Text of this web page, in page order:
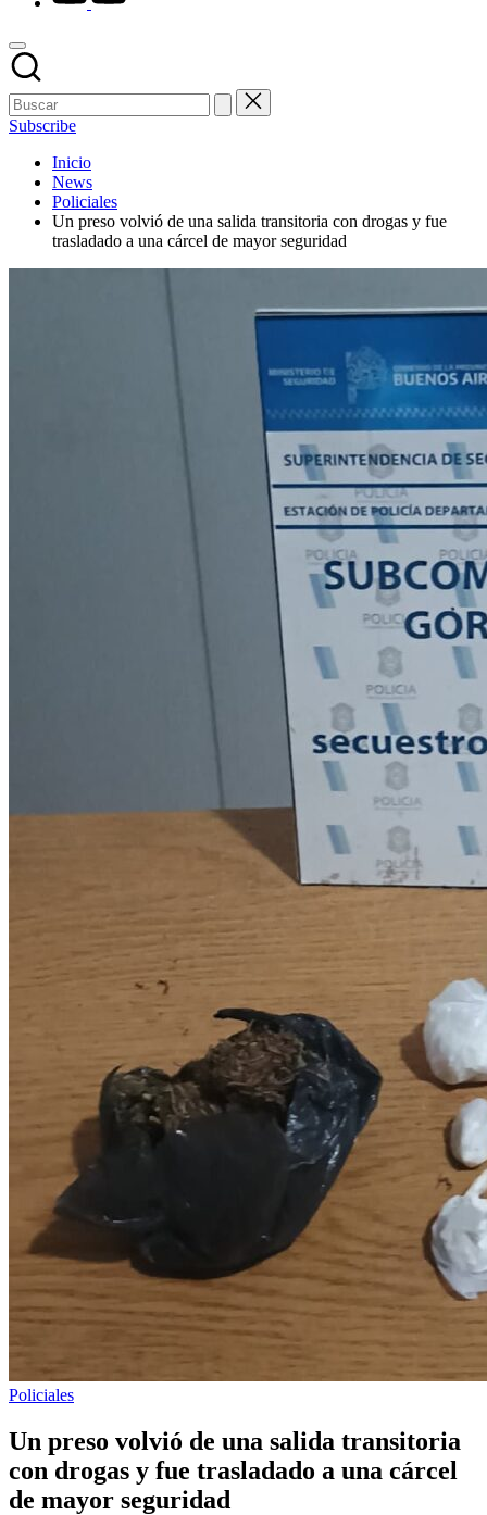
Subscribe
Inicio
News
Policiales
Un preso volvió de una salida transitoria con drogas y fue
trasladado a una cárcel de mayor seguridad
Publicado
Policiales
Un preso volvió de una salida transitoria
con drogas y fue trasladado a una cárcel
de mayor seguridad